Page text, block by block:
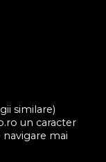
similare)
un caracter
mai